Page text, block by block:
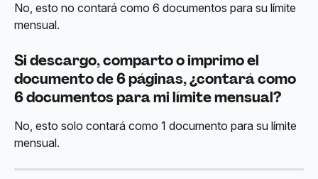
No, esto no contará como 6 documentos para su límite
mensual.
Si descargo, comparto o imprimo el
documento de 6 páginas, ¿contará como
6 documentos para mi límite mensual?
No, esto solo contará como 1 documento para su límite
mensual.